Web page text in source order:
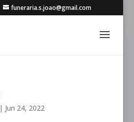
funeraria.s.joao@gmail.com
| Jun 24, 2022